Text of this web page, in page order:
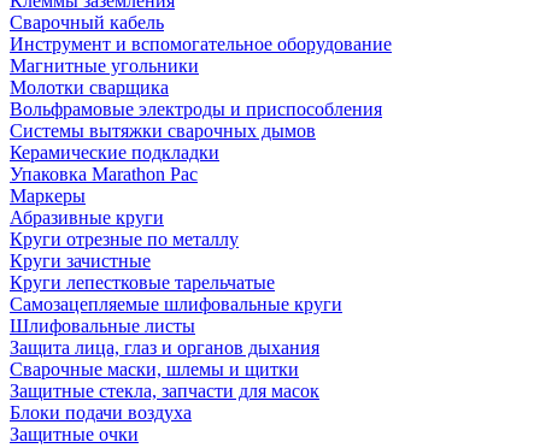
Сварочный кабель
Инструмент и вспомогательное оборудование
Магнитные угольники
Молотки сварщика
Вольфрамовые электроды и приспособления
Системы вытяжки сварочных дымов
Керамические подкладки
Упаковка Marathon Pac
Маркеры
Абразивные круги
Круги отрезные по металлу
Круги зачистные
Круги лепестковые тарельчатые
Самозацепляемые шлифовальные круги
Шлифовальные листы
Защита лица, глаз и органов дыхания
Сварочные маски, шлемы и щитки
Защитные стекла, запчасти для масок
Блоки подачи воздуха
Защитные очки